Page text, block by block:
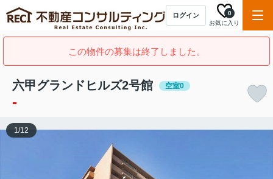
ログイン
お気に入り
0
この物件の募集は終了しました。
六甲グランドヒルズ2号館 空室0
-
1/12